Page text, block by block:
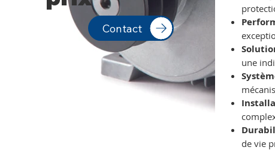
une
de vie
Contact